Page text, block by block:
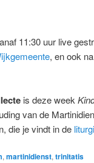
11:30 uur live
, en ook
is deze week
van de
die je vindt in de
, martinidienst, trinitatis